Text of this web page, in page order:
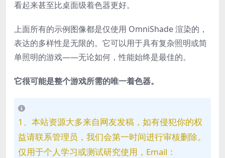
看起来甚至比桌面级着色器更好。
上面所有的示例图像都是仅使用 OmniShade 渲染的，
表达的多样性是无限的。它可以用于具有复杂照明或简
单照明的游戏——无论如何，性能始终是最佳的。
它很可能是整个游戏所需的唯一着色器。
1、本站资源大多来自网友发稿，如有侵犯你的权
益请联系管理员，我们会第一时间进行审核删除。
仅用于个人学习或测试研究使用，Email：